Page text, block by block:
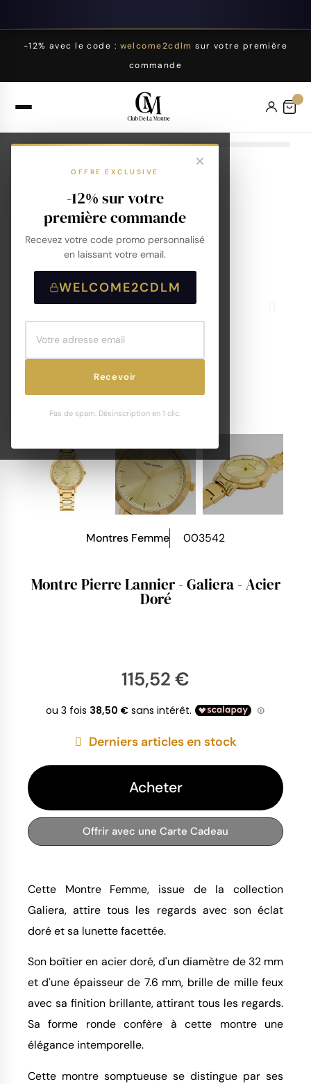
-12% avec le code : welcome2cdlm sur votre première
commande
OFFRE EXCLUSIVE
-12% sur votre
première commande
Recevez votre code promo personnalisé
en laissant votre email.
WELCOME2CDLM
Recevoir
Pas de spam. Désinscription en 1 clic.
Montres Femme 003542
Montre Pierre Lannier - Galiera - Acier
Doré
115,52 €
Derniers articles en stock
Acheter
Offrir avec une Carte Cadeau
Cette Montre Femme, issue de la collection
Galiera, attire tous les regards avec son éclat
doré et sa lunette facettée.
Son boîtier en acier doré, d'un diamètre de 32 mm
et d'une épaisseur de 7.6 mm, brille de mille feux
avec sa finition brillante, attirant tous les regards.
Sa forme ronde confère à cette montre une
élégance intemporelle.
Cette montre somptueuse se distingue par ses